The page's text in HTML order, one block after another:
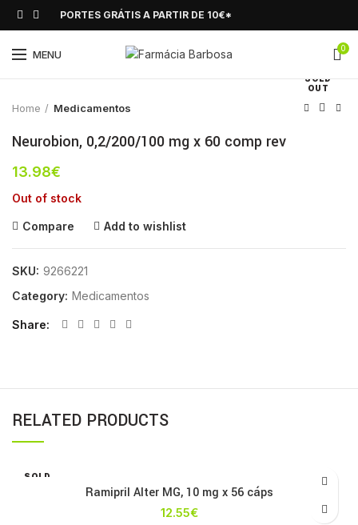
PORTES GRÁTIS A PARTIR DE 10€*
MENU 0
SOLD
OUT
Click to enlarge
Home Medicamentos
Neurobion, 0,2/200/100 mg x 60 comp rev
13.98€
Out of stock
Compare Add to wishlist
SKU: 9266221
Category: Medicamentos
Share
RELATED PRODUCTS
SOLD
Ramipril Alter MG, 10 mg x 56 cáps
12.55€